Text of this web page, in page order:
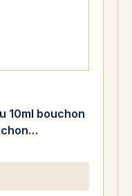
10ml bouchon